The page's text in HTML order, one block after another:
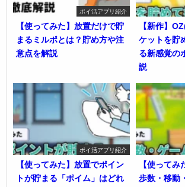
ポイ活アプリ紹介
【使ってみた】放置だけで貯
まるミルポとは？貯め方や注
意点を解説
【新作】
ケットを貯
る新感覚の
説
ポイ活アプリ紹介
【使ってみた】放置でポイン
トが貯まる「ポイム」はどれ
【使ってみ
歩数・移動